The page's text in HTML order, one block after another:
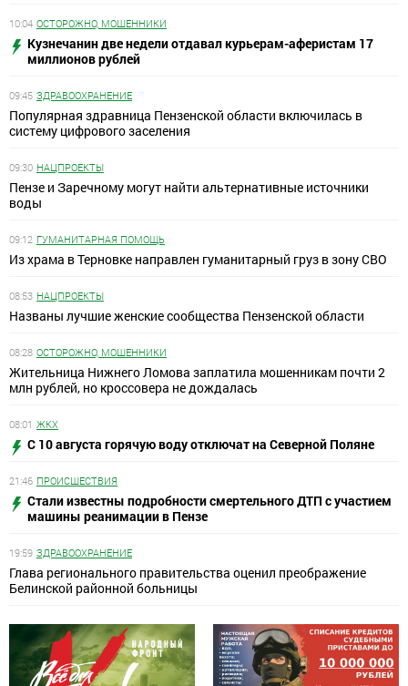
10:04 ОСТОРОЖНО, МОШЕННИКИ
Кузнечанин две недели отдавал курьерам-аферистам 17
миллионов рублей
09:45 ЗДРАВООХРАНЕНИЕ
Популярная здравница Пензенской области включилась в
систему цифрового заселения
09:30 НАЦПРОЕКТЫ
Пензе и Заречному могут найти альтернативные источники
воды
09:12 ГУМАНИТАРНАЯ ПОМОЩЬ
Из храма в Терновке направлен гуманитарный груз в зону СВО
08:53 НАЦПРОЕКТЫ
Названы лучшие женские сообщества Пензенской области
08:28 ОСТОРОЖНО, МОШЕННИКИ
Жительница Нижнего Ломова заплатила мошенникам почти 2
млн рублей, но кроссовера не дождалась
08:01 ЖКХ
С 10 августа горячую воду отключат на Северной Поляне
21:46 ПРОИСШЕСТВИЯ
Стали известны подробности смертельного ДТП с участием
машины реанимации в Пензе
19:59 ЗДРАВООХРАНЕНИЕ
Глава регионального правительства оценил преображение
Белинской районной больницы